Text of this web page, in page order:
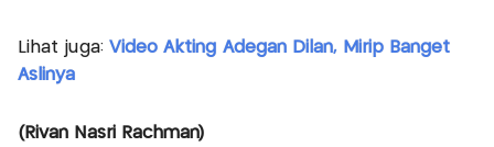
Lihat juga: Video Akting Adegan Dilan, Mirip Banget
Aslinya
(Rivan Nasri Rachman)